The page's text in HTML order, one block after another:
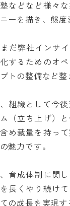
などなど様々
ーを描き、態
だ弊社インサ
するためのオ
トの整備など
組織として今
（立ち上げ）
め裁量を持っ
魅力です。
育成体制に関
長くやり続け
の成長を実現す